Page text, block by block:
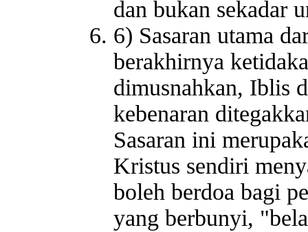
dan bukan sekadar
6) Sasaran utama
berakhirnya
dimusnahkan, Iblis
kebenaran
Sasaran ini
Kristus sendiri
boleh berdoa bagi
yang berbunyi,